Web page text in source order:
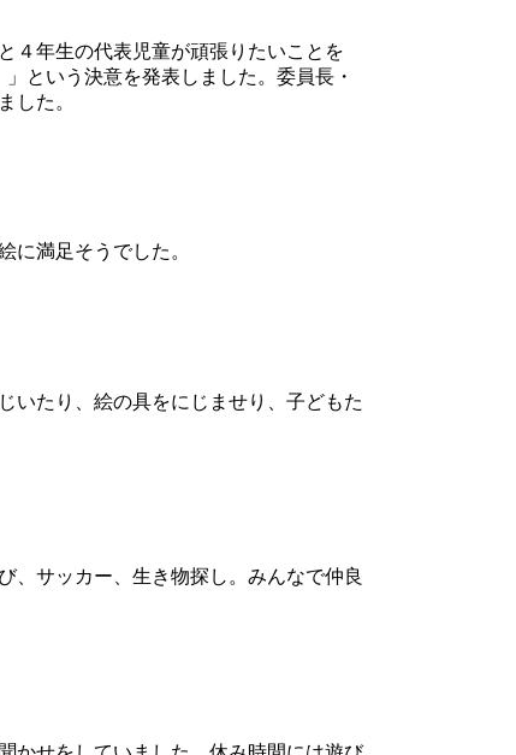
４年生の代表児童が頑張りたいことを
という決意を発表しました。委員長・
した。
満足そうでした。
いたり、絵の具をにじませり、子どもた
、サッカー、生き物探し。みんなで仲良